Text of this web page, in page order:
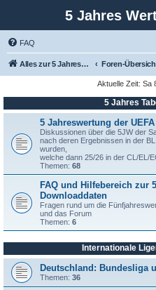
5 Jahres
FAQ
Alles zur 5 Jahreswertung / Tabelle der UEFA mit vielen Statistiken. Foren-
Aktuelle Zeit: Sa
5 Jahres
5 Jahreswertung der UEFA
Diskussionen über die 5JW der
nach deren Ergebnissen in der
wurden,
welche dann 25/26 in der CL/EL/
Themen: 68
FAQ und Hilfebereich zur
Downloaddaten
Fragen rund um die
und das Forum
Themen: 6
Internationale
Deutschland: Bundesliga
Themen: 36